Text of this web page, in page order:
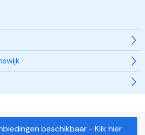
beschikbaar - Klik hier